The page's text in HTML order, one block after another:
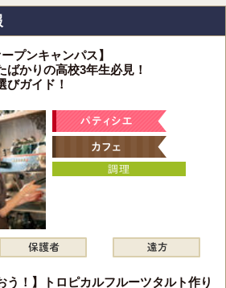
プンキャンパス】
かりの高校3年生必見！
びガイド！
う！】トロピカルフルーツタルト作り